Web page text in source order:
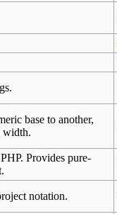
base to another,
width.
Provides pure-
notation.